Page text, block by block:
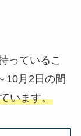
っているこ
10月2日の間
います。